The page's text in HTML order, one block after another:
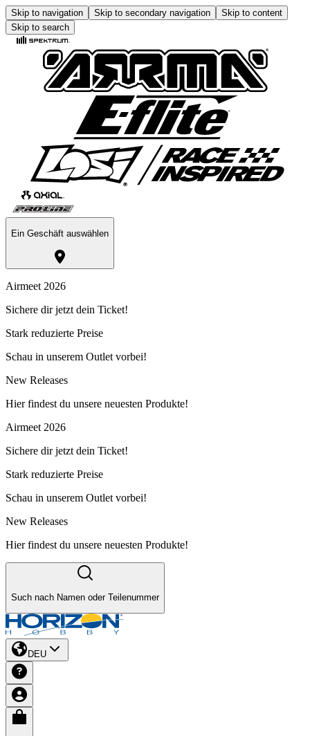
Skip to navigation Skip to secondary navigation
Skip to content
Skip to search
Ein Geschäft auswählen
Airmeet 2026
Sichere dir jetzt dein Ticket!
Stark reduzierte Preise
Schau in unserem Outlet vorbei!
New Releases
Hier findest du unsere neuesten Produkte!
Airmeet 2026
Sichere dir jetzt dein Ticket!
Stark reduzierte Preise
Schau in unserem Outlet vorbei!
New Releases
Hier findest du unsere neuesten Produkte!
Such nach Namen oder Teilenummer
DEU